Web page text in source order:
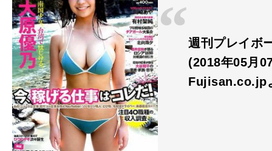
週刊プレイボ
(2018年05月
Fujisan.co.jp